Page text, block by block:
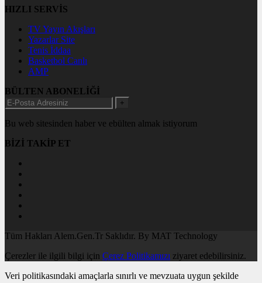
HIZLI SERVİS
TV Yayın Akışları
Yazarlar Site
Tenis İddaa
Basketbol Canlı
AMP
BÜLTEN ABONELİĞİ
+
Bu web sitesinden haber ve ebülten almak istiyorum
BİZİ TAKİP ET
Tüm Hakları Alem.Gen.Tr Saklıdır. By MAT Technology
Çerezler ile ilgili bilgi için Çerez Politikamızı ziyaret edebilirsiniz.
Veri politikasındaki amaçlarla sınırlı ve mevzuata uygun şekilde